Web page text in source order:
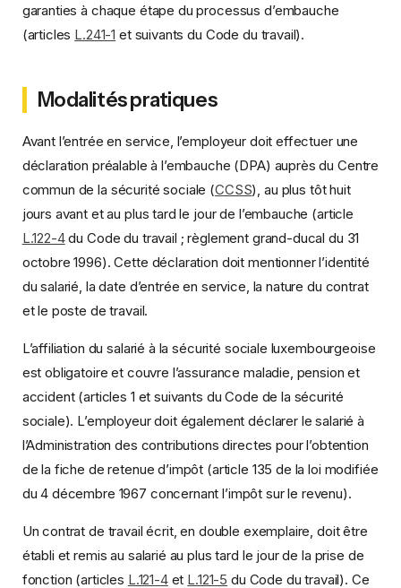
garanties à chaque étape du processus d’embauche
(articles L.241-1 et suivants du Code du travail).
Modalités pratiques
Avant l’entrée en service, l’employeur doit effectuer une
déclaration préalable à l’embauche (DPA) auprès du Centre
commun de la sécurité sociale (CCSS), au plus tôt huit
jours avant et au plus tard le jour de l’embauche (article
L.122-4du Code du travail ; règlement grand-ducal du 31
octobre 1996). Cette déclaration doit mentionner l’identité
du salarié, la date d’entrée en service, la nature du contrat
et le poste de travail.
L’affiliation du salarié à la sécurité sociale luxembourgeoise
est obligatoire et couvre l’assurance maladie, pension et
accident (articles 1 et suivants du Code de la sécurité
sociale). L’employeur doit également déclarer le salarié à
l’Administration des contributions directes pour l’obtention
de la fiche de retenue d’impôt (article 135 de la loi modifiée
du 4 décembre 1967 concernant l’impôt sur le revenu).
Un contrat de travail écrit, en double exemplaire, doit être
établi et remis au salarié au plus tard le jour de la prise de
fonction (articles L.121-4et L.121-5 du Code du travail). Ce